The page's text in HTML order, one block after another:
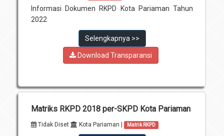
Informasi Dokumen RKPD Kota Pariaman Tahun
2022
Selengkapnya >>
Download Transparansi
Matriks RKPD 2018 per-SKPD Kota Pariaman
Tidak Diset Kota Pariaman | Matrik RKPD